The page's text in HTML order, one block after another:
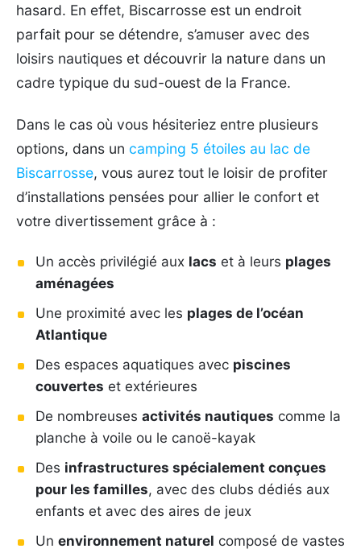
hasard. En effet, Biscarrosse est un endroit
parfait pour se détendre, s’amuser avec des
loisirs nautiques et découvrir la nature dans un
cadre typique du sud-ouest de la France.
Dans le cas où vous hésiteriez entre plusieurs
options, dans un camping 5 étoiles au lac de
Biscarrosse, vous aurez tout le loisir de profiter
d’installations pensées pour allier le confort et
votre divertissement grâce à :
Un accès privilégié aux lacs et à leurs plages
aménagées
Une proximité avec les plages de l’océan
Atlantique
Des espaces aquatiques avec piscines
couvertes et extérieures
De nombreuses activités nautiques comme la
planche à voile ou le canoë-kayak
Des infrastructures spécialement conçues
pour les familles, avec des clubs dédiés aux
enfants et avec des aires de jeux
Un environnement naturel composé de vastes